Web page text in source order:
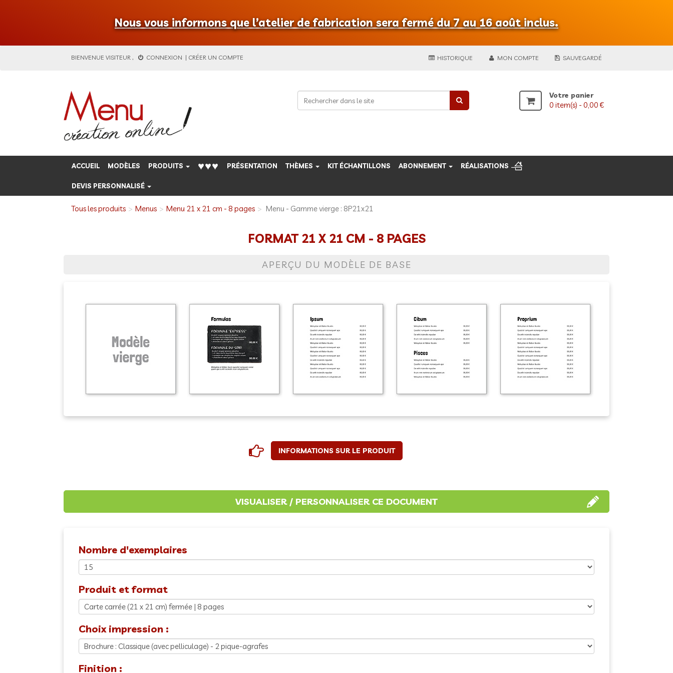
Nous vous informons que l’atelier de fabrication sera fermé du 7 au 16 août inclus.
BIENVENUE VISITEUR , CONNEXION | CRÉER UN COMPTE HISTORIQUE MON COMPTE SAUVEGARDÉ
Votre panier
0 item(s) - 0,00 €
ACCUEIL MODÈLES PRODUITS ♥♥♥ PRÉSENTATION THÈMES KIT ÉCHANTILLONS ABONNEMENT RÉALISATIONS
DEVIS PERSONNALISÉ
Tous les produits Menus Menu 21 x 21 cm - 8 pages Menu - Gamme vierge : 8P21x21
FORMAT 21 X 21 CM - 8 PAGES
APERÇU DU MODÈLE DE BASE
INFORMATIONS SUR LE PRODUIT
Nombre d'exemplaires
Produit et format
Choix impression :
Finition :